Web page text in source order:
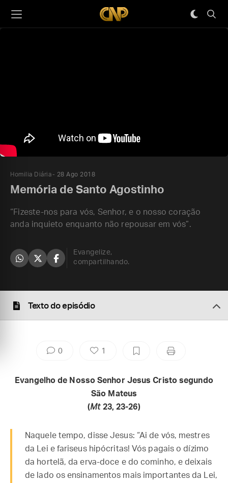
Homilia Diária 28 Ago 2018
Memória de Santo Agostinho
“Fizeste-nos para vós, Senhor, e o nosso coração
anda inquieto enquanto não repousar em vós”.
Evangelize,
compartilhando.
Texto do episódio
0 1
Evangelho de Nosso Senhor Jesus Cristo segundo
São Mateus
(Mt23, 23-26)
Naquele tempo, disse Jesus: “Ai de vós, mestres
da Lei e fariseus hipócritas! Vós pagais o dízimo
da hortelã, da erva-doce e do cominho, e deixais
de lado os ensinamentos mais importantes da Lei,